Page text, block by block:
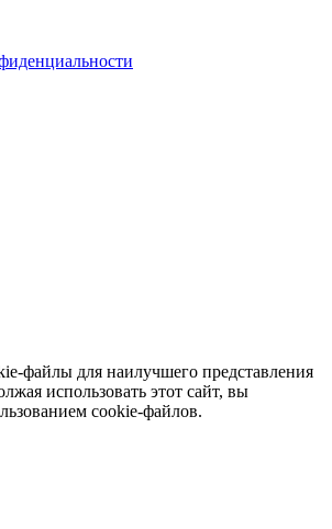
файлы для наилучшего представления
использовать этот сайт, вы
cookie-файлов.